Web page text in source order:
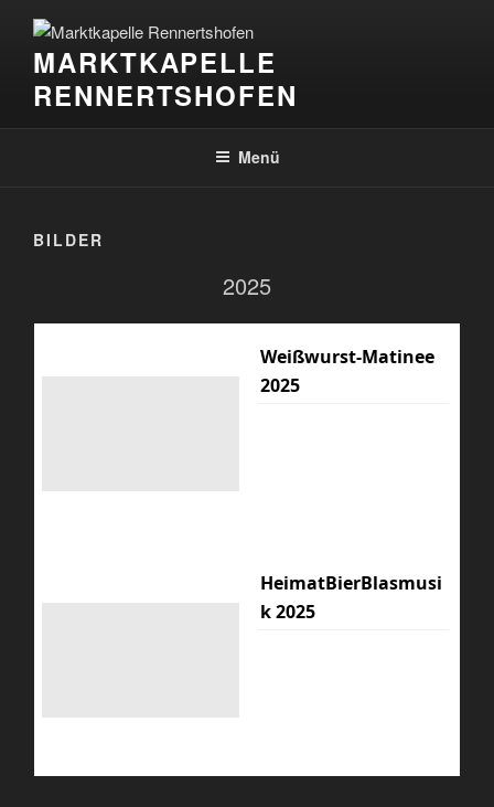
Inhalt
springenMARKTKAPELLE
RENNERTSHOFEN
Menü
BILDER
2025
Weißwurst-Matinee
2025
HeimatBierBlasmusi
k 2025